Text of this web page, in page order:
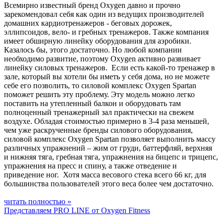
Всемирно известный бренд Oxygen давно и прочно
зарекомендовал себя как один из ведущих производителей
домашних кардиотренажеров - беговых дорожек,
эллипсоидов, вело- и гребных тренажеров. Также компания
имеет обширную линейку оборудования для аэробики.
Казалось бы, этого достаточно. Но любой компании
необходимо развитие, поэтому Oxygen активно развивает
линейку силовых тренажеров. Если есть какой-то тренажер в
зале, который вы хотели бы иметь у себя дома, но не можете
себе его позволить, то силовой комплекс Oxygen Spartan
поможет решить эту проблему. Эту модель можно легко
поставить на утепленный балкон и оборудовать там
полноценный тренажерный зал практически на свежем
воздухе. Обладая стоимостью примерно в 3-4 раза меньшей,
чем уже раскрученные бренды силового оборудования,
силовой комплекс Oxygen Spartan позволяет выполнить массу
различных упражнений – жим от груди, баттерфляй, верхняя
и нижняя тяга, гребная тяга, упражнения на бицепс и трицепс,
упражнения на пресс и спину, а также отведение и
приведение ног. Хотя масса весового стека всего 66 кг, для
большинства пользователей этого веса более чем достаточно.
читать полностью »
Представляем PRO LINE от Oxygen Fitness